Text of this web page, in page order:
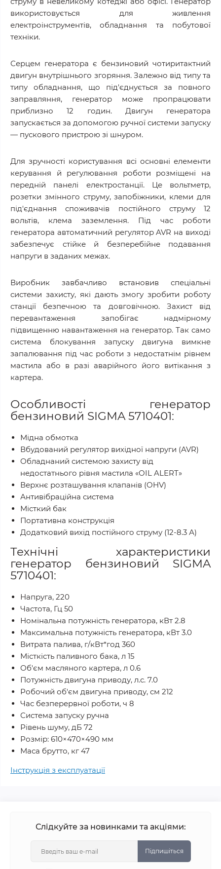
використовується для живлення
електроінструментів, обладнання та побутової
техніки.
Серцем генератора є бензиновий чотиритактний
двигун внутрішнього згоряння. Залежно від типу та
типу обладнання, що під'єднується за повного
заправляння, генератор може пропрацювати
приблизно 12 годин. Двигун генератора
запускається за допомогою ручної системи запуску
— пускового пристрою зі шнуром.
Для зручності користування всі основні елементи
керування й регулювання роботи розміщені на
передній панелі електростанції. Це вольтметр,
розетки змінного струму, запобіжники, клеми для
під'єднання споживачів постійного струму 12
вольтів, клема заземлення. Під час роботи
генератора автоматичний регулятор AVR на виході
забезпечує стійке й безперебійне подавання
напруги в заданих межах.
Виробник завбачливо встановив спеціальні
системи захисту, які дають змогу зробити роботу
станції безпечною та довговічною. Захист від
перевантаження запобігає надмірному
підвищенню навантаження на генератор. Так само
система блокування запуску двигуна вимкне
запалювання під час роботи з недостатнім рівнем
мастила або в разі аварійного його витікання з
картера.
Особливості генератор
бензиновий SIGMA 5710401:
Мідна обмотка
Вбудований регулятор вихідної напруги (AVR)
Обладнаний системою захисту від
недостатнього рівня мастила «OIL ALERT»
Верхнє розташування клапанів (OHV)
Антивібраційна система
Місткий бак
Портативна конструкція
Додатковий вихід постійного струму (12-8.3 А)
Технічні характеристики
генератор бензиновий SIGMA
5710401:
Напруга, 220
Частота, Гц 50
Номінальна потужність генератора, кВт 2.8
Максимальна потужність генератора, кВт 3.0
Витрата палива, г/кВт*год 360
Місткість паливного бака, л 15
Об'єм масляного картера, л 0.6
Потужність двигуна приводу, л.с. 7.0
Робочий об'єм двигуна приводу, см 212
Час безперервної роботи, ч 8
Система запуску ручна
Рівень шуму, дБ 72
Розмір: 610×470×490 мм
Маса брутто, кг 47
Інструкція з експлуатації
Слідкуйте за новинками та акціями:
Підпишіться